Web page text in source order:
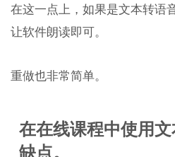
在这一点上，如果是文本转语
让软件朗读即可。
重做也非常简单。
在在线课程中使用
缺点。